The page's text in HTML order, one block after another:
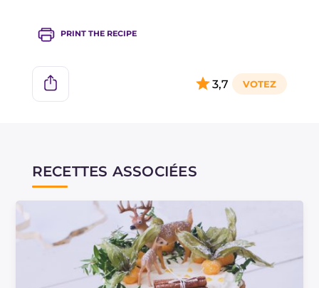
PRINT THE RECIPE
3,7
RECETTES ASSOCIÉES